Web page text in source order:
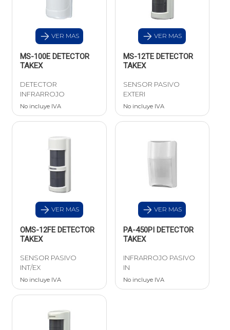
VER MAS
MS-100E DETECTOR
TAKEX
DETECTOR
INFRARROJO
No incluye IVA
VER MAS
MS-12TE DETECTOR
TAKEX
SENSOR PASIVO
EXTERI
No incluye IVA
VER MAS
OMS-12FE DETECTOR
TAKEX
SENSOR PASIVO
INT/EX
No incluye IVA
VER MAS
PA-450PI DETECTOR
TAKEX
INFRARROJO PASIVO
IN
No incluye IVA